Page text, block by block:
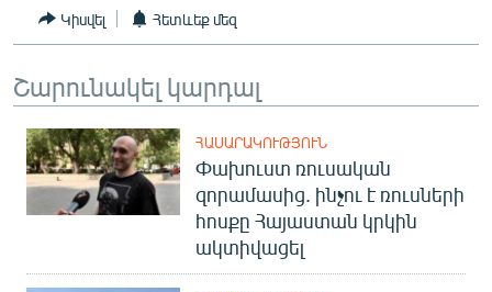
Կիսվել Հետևեք մեզ
Շարունակել կարդալ
ՀԱՍԱՐԱԿՈՒԹՅՈՒՆ
Փախուստ ռուսական
զորամասից. ինչու է ռուսների
հոսքը Հայաստան կրկին
ակտիվացել